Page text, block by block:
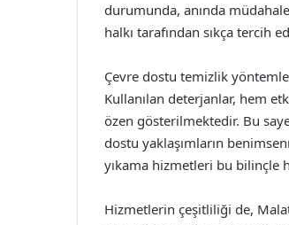
durumunda, anında
halkı tarafından sıkça tercih
Çevre dostu temizlik
Kullanılan deterjanlar, hem
özen gösterilmektedir. Bu
dostu yaklaşımların
yıkama hizmetleri bu bilinçle
Hizmetlerin çeşitliliği de,